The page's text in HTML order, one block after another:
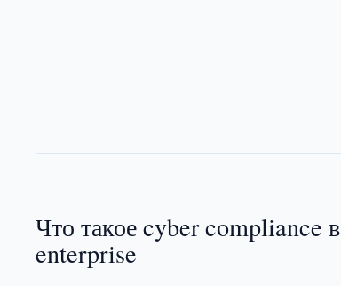
Что такое cyber compliance в
enterprise